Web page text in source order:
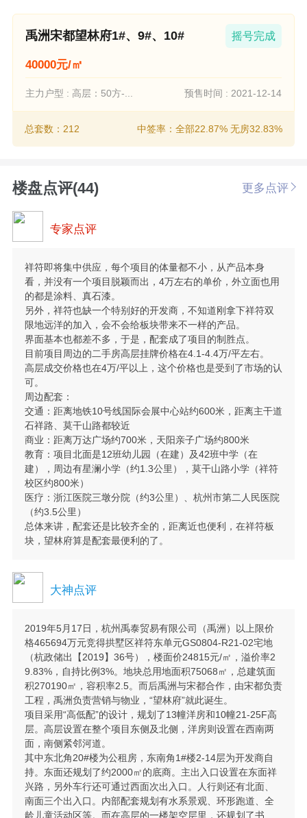
禹洲宋都望林府1#、9#、10# 摇号完成
40000元/㎡
主力户型 : 高层：50方-... 预售时间 : 2021-12-14
总套数：212 中签率：全部22.87% 无房32.83%
楼盘点评(44) 更多点评
专家点评
祥符即将集中供应，每个项目的体量都不小，从产品本身
看，并没有一个项目脱颖而出，4万左右的单价，外立面也用
的都是涂料、真石漆。
另外，祥符也缺一个特别好的开发商，不知道刚拿下祥符双
限地远洋的加入，会不会给板块带来不一样的产品。
界面基本也都差不多，于是，配套成了项目的制胜点。
目前项目周边的二手房高层挂牌价格在4.1-4.4万/平左右。
高层成交价格也在4万/平以上，这个价格也是受到了市场的认
可。
周边配套：
交通：距离地铁10号线国际会展中心站约600米，距离主干道
石祥路、莫干山路都较近
商业：距离万达广场约700米，天阳亲子广场约800米
教育：项目北面是12班幼儿园（在建）及42班中学（在
建），周边有星澜小学（约1.3公里），莫干山路小学（祥符
校区约800米）
医疗：浙江医院三墩分院（约3公里）、杭州市第二人民医院
（约3.5公里）
总体来讲，配套还是比较齐全的，距离近也便利，在祥符板
块，望林府算是配套最便利的了。
大神点评
2019年5月17日，杭州禹泰贸易有限公司（禹洲）以上限价
格465694万元竞得拱墅区祥符东单元GS0804-R21-02宅地
（杭政储出【2019】36号），楼面价24815元/㎡，溢价率2
9.83%，自持比例3%。地块总用地面积75068㎡，总建筑面
积270190㎡，容积率2.5。而后禹洲与宋都合作，由宋都负责
工程，禹洲负责营销与物业，“望林府”就此诞生。
项目采用“高低配”的设计，规划了13幢洋房和10幢21-25F高
层。高层设置在整个项目东侧及北侧，洋房则设置在西南两
面，南侧紧邻河道。
其中东北角20#楼为公租房，东南角1#楼2-14层为开发商自
持。东面还规划了约2000㎡的底商。主出入口设置在东面祥
兴路，另外车行还可通过西面次出入口。人行则还有北面、
南面三个出入口。内部配套规划有水系景观、环形跑道、全
龄儿童活动区等。而在高层的一楼架空层里，还规划了书